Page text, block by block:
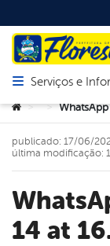
Abrir menu
Serviços e
Você está aqui:
> >
WhatsApp Image 2024-06-
14 at
publicado: 17/06/
última modificação: